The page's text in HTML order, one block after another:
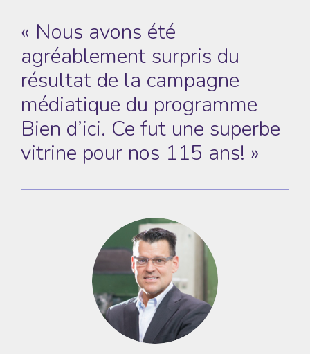
« Nous avons été
agréablement surpris du
résultat de la campagne
médiatique du programme
Bien d’ici. Ce fut une superbe
vitrine pour nos 115 ans! »